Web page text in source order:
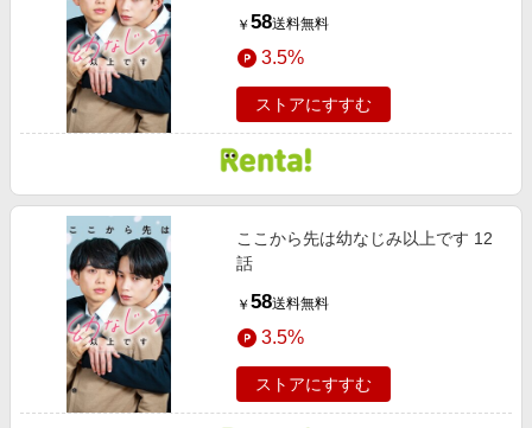
￥ 58送料無料
3.5%
ストアにすすむ
ここから先は幼なじみ以上です 12
話
￥ 58送料無料
3.5%
ストアにすすむ